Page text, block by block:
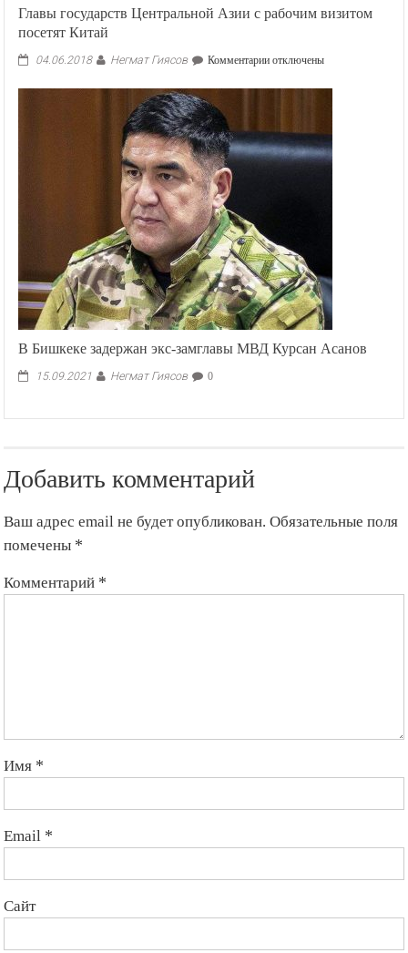
Главы государств Центральной Азии с рабочим визитом
посетят Китай
04.06.2018 Негмат Гиясов Комментариик
Главы
Азии
с
отключены
В Бишкеке задержан экс-замглавы МВД Курсан Асанов
15.09.2021 Негмат Гиясов 0
Добавить комментарий
Ваш адрес email не будет опубликован. Обязательные поля
помечены *
Комментарий *
Имя *
Email *
Сайт